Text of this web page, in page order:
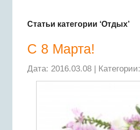
Статьи категории ‘Отдых’
С 8 Марта!
Дата: 2016.03.08 | Категории: